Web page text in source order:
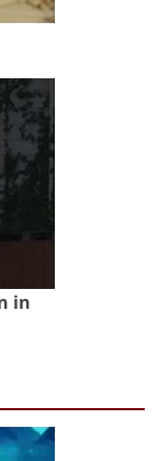
in